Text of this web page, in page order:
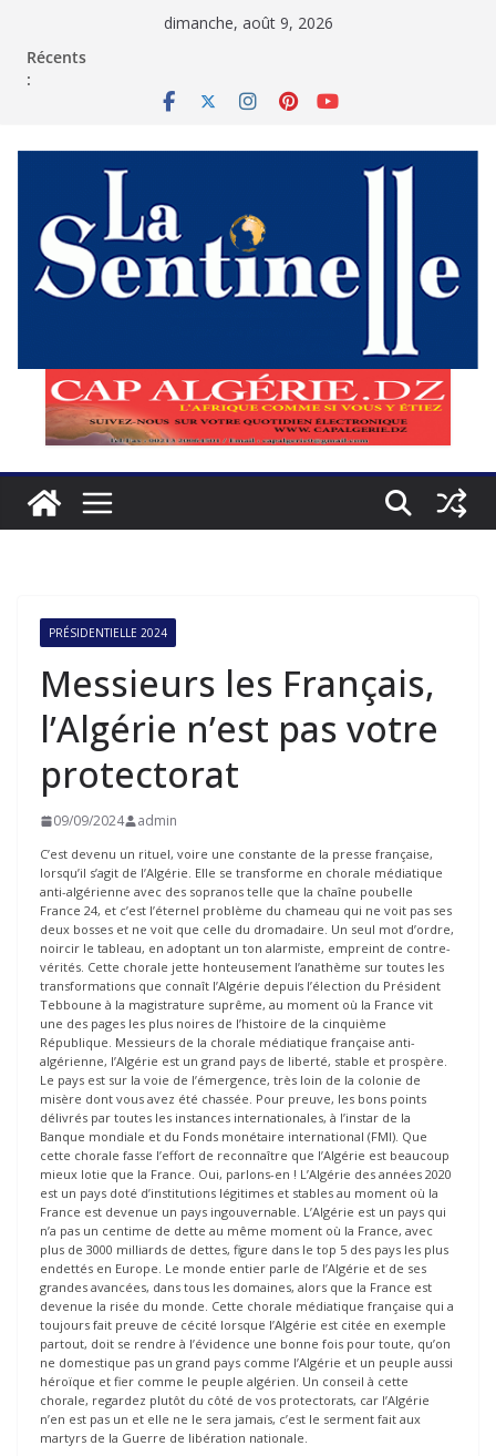
dimanche, août 9, 2026
Récents
:
PRÉSIDENTIELLE 2024
Messieurs les Français,
l’Algérie n’est pas votre
protectorat
09/09/2024 admin
C’est devenu un rituel, voire une constante de la presse française,
lorsqu’il s’agit de l’Algérie. Elle se transforme en chorale médiatique
anti-algérienne avec des sopranos telle que la chaîne poubelle
France 24, et c’est l’éternel problème du chameau qui ne voit pas ses
deux bosses et ne voit que celle du dromadaire. Un seul mot d’ordre,
noircir le tableau, en adoptant un ton alarmiste, empreint de contre-
vérités. Cette chorale jette honteusement l’anathème sur toutes les
transformations que connaît l’Algérie depuis l’élection du Président
Tebboune à la magistrature suprême, au moment où la France vit
une des pages les plus noires de l’histoire de la cinquième
République. Messieurs de la chorale médiatique française anti-
algérienne, l’Algérie est un grand pays de liberté, stable et prospère.
Le pays est sur la voie de l’émergence, très loin de la colonie de
misère dont vous avez été chassée. Pour preuve, les bons points
délivrés par toutes les instances internationales, à l’instar de la
Banque mondiale et du Fonds monétaire international (FMI). Que
cette chorale fasse l’effort de reconnaître que l’Algérie est beaucoup
mieux lotie que la France. Oui, parlons-en ! L’Algérie des années 2020
est un pays doté d’institutions légitimes et stables au moment où la
France est devenue un pays ingouvernable. L’Algérie est un pays qui
n’a pas un centime de dette au même moment où la France, avec
plus de 3000 milliards de dettes, figure dans le top 5 des pays les plus
endettés en Europe. Le monde entier parle de l’Algérie et de ses
grandes avancées, dans tous les domaines, alors que la France est
devenue la risée du monde. Cette chorale médiatique française qui a
toujours fait preuve de cécité lorsque l’Algérie est citée en exemple
partout, doit se rendre à l’évidence une bonne fois pour toute, qu’on
ne domestique pas un grand pays comme l’Algérie et un peuple aussi
héroïque et fier comme le peuple algérien. Un conseil à cette
chorale, regardez plutôt du côté de vos protectorats, car l’Algérie
n’en est pas un et elle ne le sera jamais, c’est le serment fait aux
martyrs de la Guerre de libération nationale.